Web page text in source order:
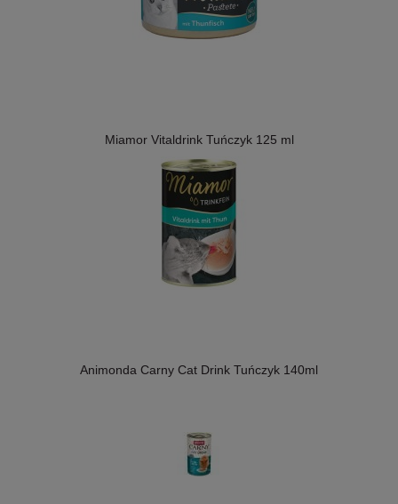
Miamor Vitaldrink Tuńczyk 125 ml
Animonda Carny Cat Drink Tuńczyk 140ml